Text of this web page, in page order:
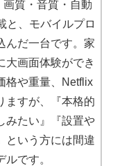
質・音質・自動
と、モバイルプロ
んだ一台です。家
大画面体験ができ
格や重量、Netflix
ますが、『本格的
みたい』『設置や
という方には間違
です。